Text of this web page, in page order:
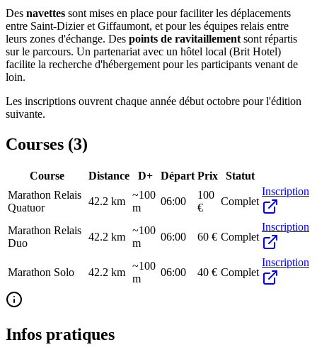
Des navettes sont mises en place pour faciliter les déplacements
entre Saint-Dizier et Giffaumont, et pour les équipes relais entre
leurs zones d'échange. Des points de ravitaillement sont répartis
sur le parcours. Un partenariat avec un hôtel local (Brit Hotel)
facilite la recherche d'hébergement pour les participants venant de
loin.
Les inscriptions ouvrent chaque année début octobre pour l'édition
suivante.
Courses (3)
Course Distance D+ Départ Prix
Statut
Marathon Relais
Quatuor
42.2 km
~100
m
06:00
100
€
Complet
Inscription
Marathon Relais
Duo
42.2 km
~100
m
06:00 60 € Complet
Inscription
Marathon Solo 42.2 km
~100
m
06:00 40 € Complet
Inscription
Infos pratiques